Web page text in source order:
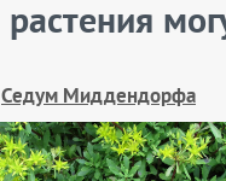
Седум Миддендорфа